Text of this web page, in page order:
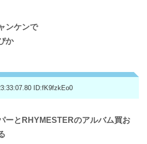
ンケンで
か
ID:fK9fzkEo0
ーとRHYMESTERのアルバム買お